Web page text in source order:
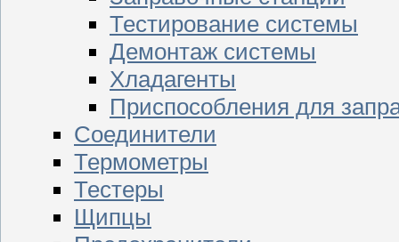
Тестирование системы
Демонтаж системы
Хладагенты
Приспособления для
Соединители
Термометры
Тестеры
Щипцы